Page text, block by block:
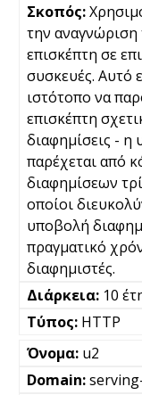
την αναγνώριση
επισκέπτη σε
συσκευές. Αυτό
ιστότοπο να
επισκέπτη
διαφημίσεις - η
παρέχεται από
διαφημίσεων
οποίοι
υποβολή
πραγματικό
διαφημιστές.
10
HTTP
u2